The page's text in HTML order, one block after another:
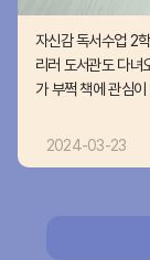
자신감 독서수업 2
리러 도서관도 다녀
가 부쩍 책에 관심
2024-03-23